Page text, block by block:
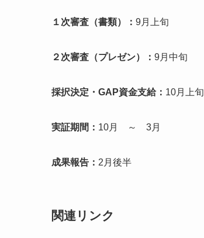
１次審査（書類）： 9月上旬
２次審査（プレゼン）： 9月中旬
採択決定・GAP資金支給： 10月上旬
実証期間： 10月 ～ 3月
成果報告： 2月後半​
関連リンク